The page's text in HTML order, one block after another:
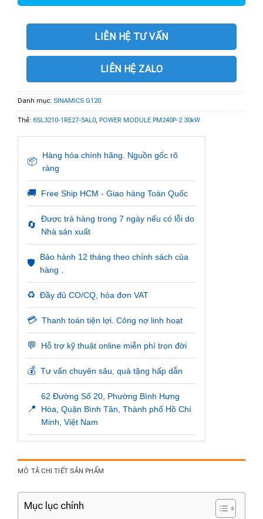
LIÊN HỆ TƯ VẤN
LIÊN HỆ ZALO
Danh mục: SINAMICS G120
Thẻ: 6SL3210-1RE27-5AL0, POWER MODULE PM240P-2 30kW
📦
Hàng hóa chính hãng. Nguồn gốc rõ
ràng
🚚 Free Ship HCM - Giao hàng Toàn Quốc
🔄
Được trả hàng trong 7 ngày nếu có lỗi do
Nhà sản xuất
🛡️
Bảo hành 12 tháng theo chính sách của
hàng .
♻️ Đầy đủ CO/CQ, hóa đơn VAT
💳 Thanh toán tiện lợi. Công nợ linh hoạt
💬 Hỗ trợ kỹ thuật online miễn phí trọn đời
💰 Tư vấn chuyên sâu, quà tặng hấp dẫn
📍
62 Đường Số 20, Phường Bình Hưng
Hòa, Quận Bình Tân, Thành phố Hồ Chí
Minh, Việt Nam
MÔ TẢ CHI TIẾT SẢN PHẨM
Mục lục chính